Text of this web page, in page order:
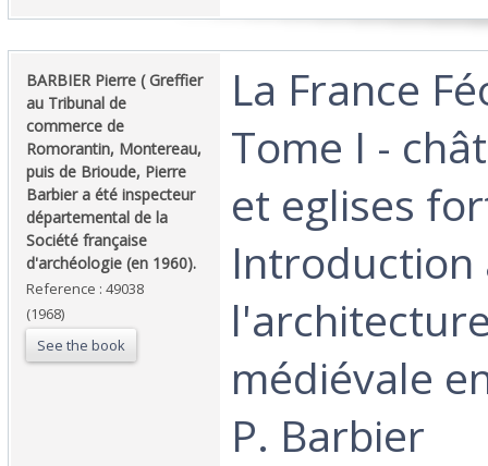
‎BARBIER Pierre ( Greffier
au Tribunal de
commerce de
Romorantin, Montereau,
puis de Brioude, Pierre
Barbier a été inspecteur
départemental de la
Société française
d'archéologie (en 1960).‎
Reference : 49038
(1968)
See the book
‎La France
Tome I -
et eglises
médiévale
P. Barbier‎